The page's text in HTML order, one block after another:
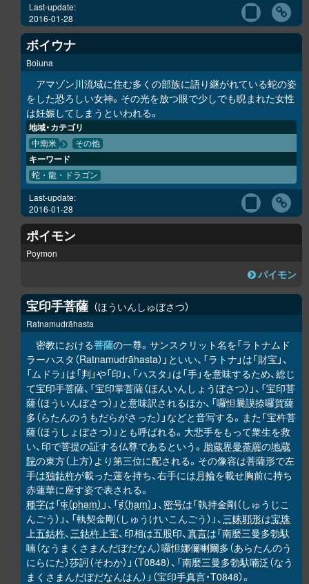
Last-update:
2016-01-28
ボイウナ
Boiuna
アマゾン川流域に住む多くの部族に語り継がれている蛇の姿
をした恐ろしい女神。その光を放つ眼で少しでも睨まれた女性
は妊娠してしまうといわれる。
地域・カテゴリ
中南米 その他
キーワード
蛇・龍・ドラゴン
Last-update:
2016-01-28
ポイモン
Poymon
パイモン
宝印手菩薩 ほういんしゅぼさつ
Ratnamudrāhasta
密教における菩薩の一尊。サンスクリット名を「ラトナムド
ラーハスタ（Ratnamudrāhasta）」といい、「ラトナ」は「財宝」、
「ムドラ」は「判」や「印」、「ハスタ」は「手」を意味するため、総じ
て宝印手菩薩、「宝印掌菩薩（ほんいんしょうぼさつ）」、「宝印菩
薩（ほういんぼさつ）」と意味訳されるほか、「囉怛曩謨捺囉賀薩
多（らたんのうもだらがさった）」などと音写する。また「宝杵菩
薩（ほうしょぼさつ）」とも呼ばれる。大悲手をもって衆生を救
い、印で菩提の証する仏尊であるという。 胎蔵界曼荼羅の地蔵
院の東方（上方）より第三位に配される。その像容は菩薩形で左
手は独鈷杵が載った蓮を持ち、右手には月輪を載せ胸前に持ち
赤蓮華に座す姿で表される。
種字は「फं（phaṃ） 」、「हं（haṃ） 」、 密号は「執持金剛（しゅうじこ
んごう）」、「執契金剛（しゅうけいこんごう）」、三昧耶形は宝珠
上五鈷杵、三鈷杵上宝、印相は五股印、真言は「南麼三曼多勃馱
喃（なうまくさまんだぼだなん）囉怛娜儞喇爾多（あらたんのう
にらにた）莎訶（そわか）」（T0848）、「南麼三曼多勃馱喃泛（なう
まくさまんだぼだなんはん）」（宝印手真言・T0848）。